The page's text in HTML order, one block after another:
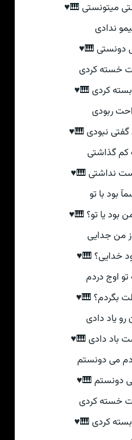
میتونستی 🎹♥
ندادی
دونستی 🎹♥
خسته کردی
کردی 🎹♥
ربودی
نبودی 🎹♥
کم گذاشتی
نداشتی 🎹♥
بود با تو
بود یا تو؟ 🎹♥
من جدایی
خدایی؟ 🎹♥
اوج دردم
بگردم؟ 🎹♥
یاد دادی
باد دادی 🎹♥
می دونستم
دونستم 🎹♥
خسته کردی
کردی 🎹♥